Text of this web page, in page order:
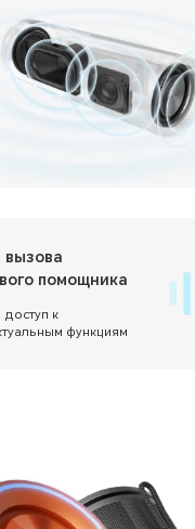
вызова
помощника
к
функциям